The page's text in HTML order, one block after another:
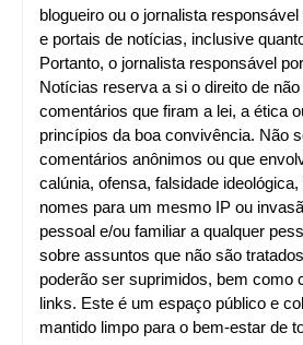
blogueiro ou o jornalista
e portais de notícias, inclusive
Portanto, o jornalista responsável
Notícias reserva a si o direito de
comentários que firam a lei, a ética
princípios da boa convivência. Não
comentários anônimos ou que
calúnia, ofensa, falsidade
nomes para um mesmo IP ou
pessoal e/ou familiar a qualquer
sobre assuntos que não são
poderão ser suprimidos, bem como
links. Este é um espaço público e
mantido limpo para o bem-estar de